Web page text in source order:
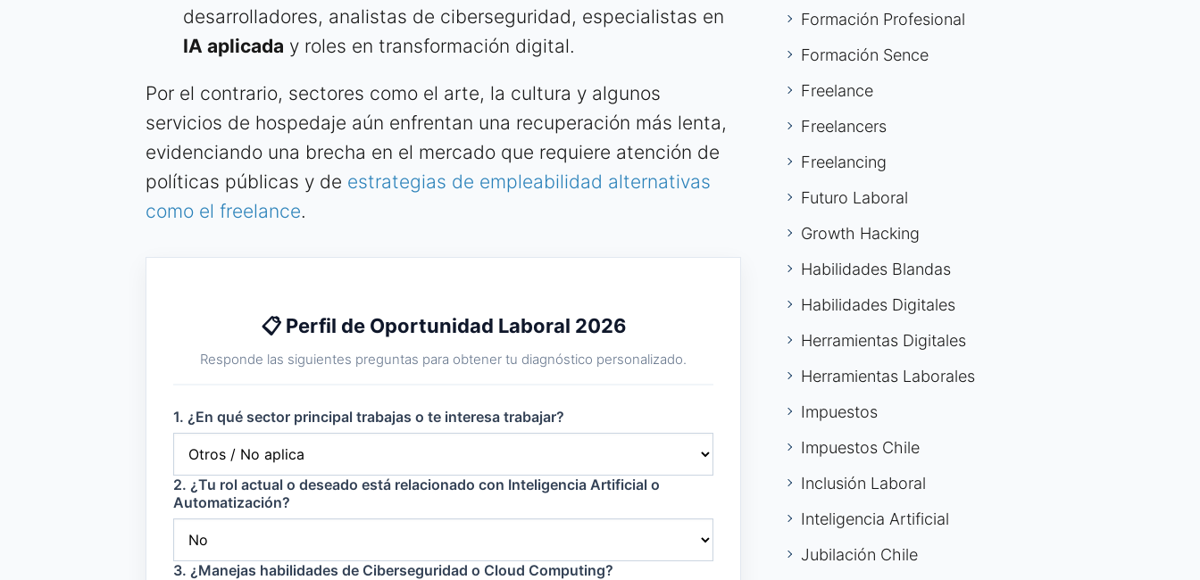
desarrolladores, analistas de ciberseguridad, especialistas en
IA aplicada y roles en transformación digital.
Por el contrario, sectores como el arte, la cultura y algunos
servicios de hospedaje aún enfrentan una recuperación más lenta,
evidenciando una brecha en el mercado que requiere atención de
políticas públicas y de estrategias de empleabilidad alternativas
como el freelance.
📋 Perfil de Oportunidad Laboral 2026
Responde las siguientes preguntas para obtener tu diagnóstico personalizado.
1. ¿En qué sector principal trabajas o te interesa trabajar?
2. ¿Tu rol actual o deseado está relacionado con Inteligencia Artificial o
Automatización?
3. ¿Manejas habilidades de Ciberseguridad o Cloud Computing?
Formación Profesional
Formación Sence
Freelance
Freelancers
Freelancing
Futuro Laboral
Growth Hacking
Habilidades Blandas
Habilidades Digitales
Herramientas Digitales
Herramientas Laborales
Impuestos
Impuestos Chile
Inclusión Laboral
Inteligencia Artificial
Jubilación Chile